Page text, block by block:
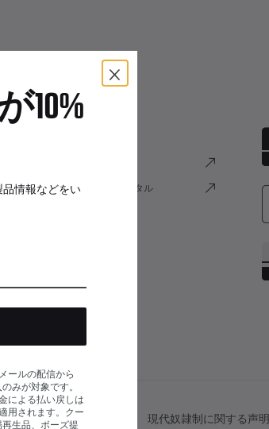
販売店向けポータル
知 販売条件 現代奴隷制に関する声明
×
10%
情報などをい
ールの配信から
みが対象です。
による払い戻しは
用されます。クー
生品、ボーズ提